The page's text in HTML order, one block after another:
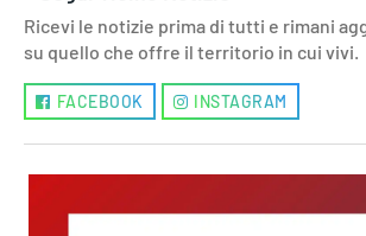
Ricevi le notizie prima di tutti e rimani
su quello che offre il territorio in cui vivi.
FACEBOOK INSTAGRAM